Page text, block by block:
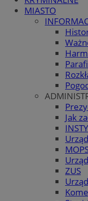
MIASTO
Jak
ZUS